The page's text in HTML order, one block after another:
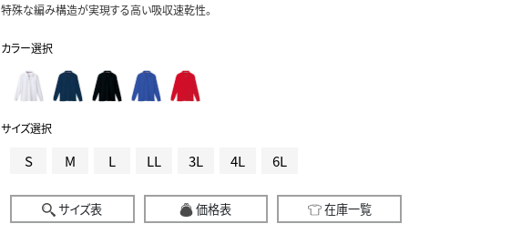
特殊な編み構造が実現する高い吸収速乾性。
カラー選択
サイズ選択
S M L LL 3L 4L 6L
サイズ表 価格表 在庫一覧